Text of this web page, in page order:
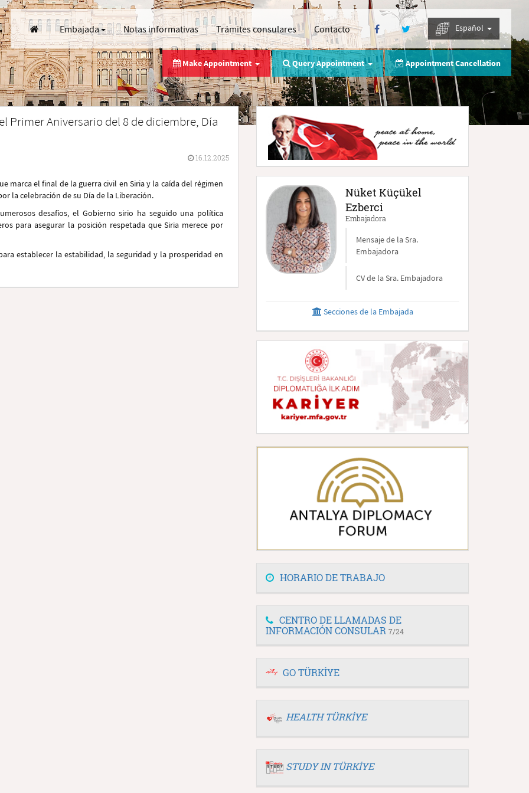
Embajada Notas informativas Trámites consulares Contacto Español
Make Appointment Query Appointment Appointment Cancellation
Primer Aniversario del 8 de diciembre, Día
16.12.2025
marca el final de la guerra civil en Siria y la caída del régimen
la celebración de su Día de la Liberación.
desafíos, el Gobierno sirio ha seguido una política
para asegurar la posición respetada que Siria merece por
establecer la estabilidad, la seguridad y la prosperidad en
Nüket Küçükel
Ezberci
Embajadora
Mensaje de la Sra.
Embajadora
CV de la Sra. Embajadora
Secciones de la Embajada
HORARIO DE TRABAJO
CENTRO DE LLAMADAS DE
INFORMACIÓN CONSULAR 7/24
GO TÜRKİYE
HEALTH TÜRKİYE
STUDY IN TÜRKİYE